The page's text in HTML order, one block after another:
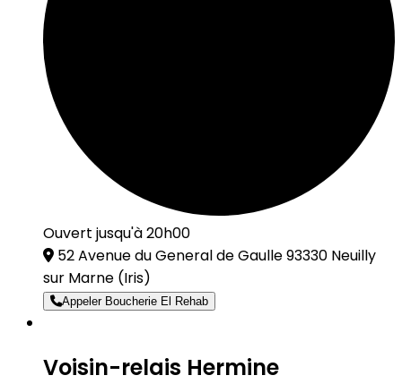
Ouvert jusqu'à 20h00
52 Avenue du General de Gaulle 93330 Neuilly
sur Marne (Iris)
Appeler Boucherie El Rehab
Voisin-relais Hermine